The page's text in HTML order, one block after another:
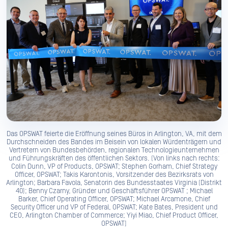
Das OPSWAT feierte die Eröffnung seines Büros in Arlington, VA, mit dem
Durchschneiden des Bandes im Beisein von lokalen Würdenträgern und
Vertretern von Bundesbehörden, regionalen Technologieunternehmen
und Führungskräften des öffentlichen Sektors. (Von links nach rechts:
Colin Dunn, VP of Products, OPSWAT; Stephen Gorham, Chief Strategy
Officer, OPSWAT; Takis Karontonis, Vorsitzender des Bezirksrats von
Arlington; Barbara Favola, Senatorin des Bundesstaates Virginia (Distrikt
40); Benny Czarny, Gründer und Geschäftsführer OPSWAT ; Michael
Barker, Chief Operating Officer, OPSWAT; Michael Arcamone, Chief
Security Officer und VP of Federal, OPSWAT; Kate Bates, President und
CEO, Arlington Chamber of Commerce; Yiyi Miao, Chief Product Officer,
OPSWAT]